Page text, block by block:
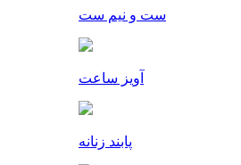
ست و نیم ست
آویز ساعت
پابند زنانه